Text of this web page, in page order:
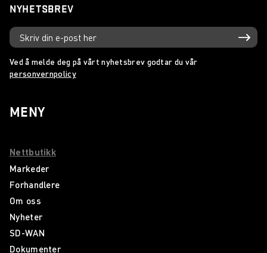
NYHETSBREV
Ved å melde deg på vårt nyhetsbrev godtar du vår
personvernpolicy
MENY
Nettbutikk
Markeder
Forhandlere
Om oss
Nyheter
SD-WAN
Dokumenter